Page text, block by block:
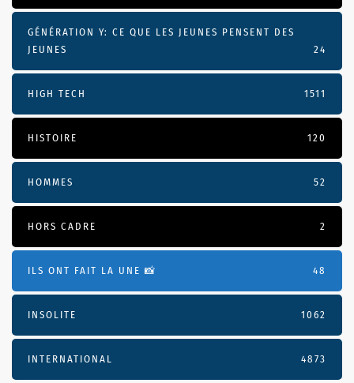
GÉNÉRATION Y: CE QUE LES JEUNES PENSENT DES
JEUNES
24
HIGH TECH 1511
HISTOIRE 120
HOMMES 52
HORS CADRE 2
ILS ONT FAIT LA UNE 📸 48
INSOLITE 1062
INTERNATIONAL 4873